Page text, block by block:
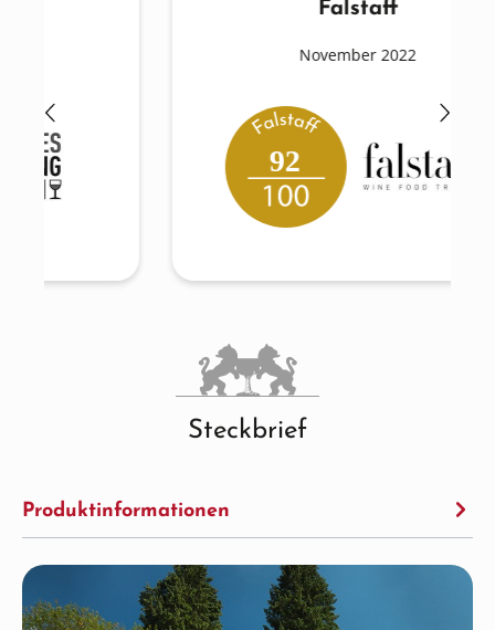
November 2022
Steckbrief
Produktinformationen